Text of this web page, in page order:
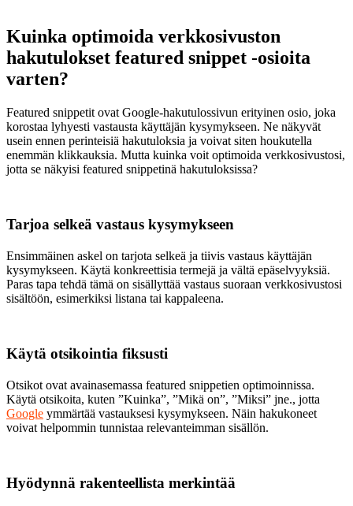
Kuinka optimoida verkkosivuston
hakutulokset featured snippet -osioita
varten?
Featured snippetit ovat Google-hakutulossivun erityinen osio, joka
korostaa lyhyesti vastausta käyttäjän kysymykseen. Ne näkyvät
usein ennen perinteisiä hakutuloksia ja voivat siten houkutella
enemmän klikkauksia. Mutta kuinka voit optimoida verkkosivustosi,
jotta se näkyisi featured snippetinä hakutuloksissa?
Tarjoa selkeä vastaus kysymykseen
Ensimmäinen askel on tarjota selkeä ja tiivis vastaus käyttäjän
kysymykseen. Käytä konkreettisia termejä ja vältä epäselvyyksiä.
Paras tapa tehdä tämä on sisällyttää vastaus suoraan verkkosivustosi
sisältöön, esimerkiksi listana tai kappaleena.
Käytä otsikointia fiksusti
Otsikot ovat avainasemassa featured snippetien optimoinnissa.
Käytä otsikoita, kuten ”Kuinka”, ”Mikä on”, ”Miksi” jne., jotta
Google ymmärtää vastauksesi kysymykseen. Näin hakukoneet
voivat helpommin tunnistaa relevanteimman sisällön.
Hyödynnä rakenteellista merkintää